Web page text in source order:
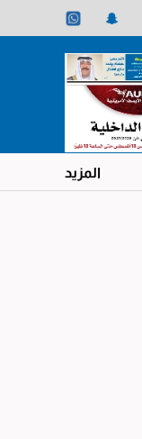
المزيد